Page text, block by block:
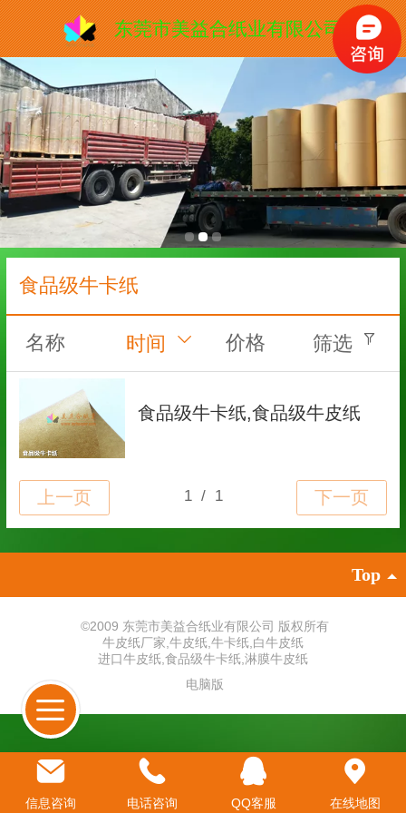
东莞市美益合纸业有限公司
食品级牛卡纸
名称 时间 价格 筛选
食品级牛卡纸,食品级牛皮纸
Top
©2009 东莞市美益合纸业有限公司 版权所有
牛皮纸厂家 牛皮纸 牛卡纸 白牛皮纸
进口牛皮纸 食品级牛卡纸 淋膜牛皮纸
电脑版
信息咨询 电话咨询 QQ客服 在线地图